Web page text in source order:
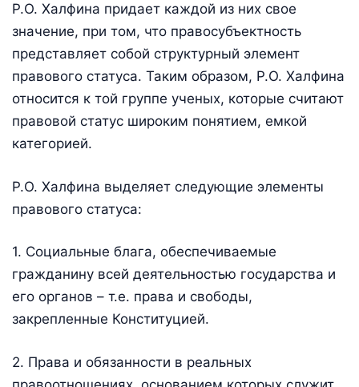
Р.О. Халфина придает каждой из них свое
значение, при том, что правосубъектность
представляет собой структурный элемент
правового статуса. Таким образом, Р.О. Халфина
относится к той группе ученых, которые считают
правовой статус широким понятием, емкой
категорией.
Р.О. Халфина выделяет следующие элементы
правового статуса:
1. Социальные блага, обеспечиваемые
гражданину всей деятельностью государства и
его органов – т.е. права и свободы,
закрепленные Конституцией.
2. Права и обязанности в реальных